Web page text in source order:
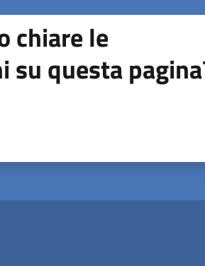
chiare le
su questa